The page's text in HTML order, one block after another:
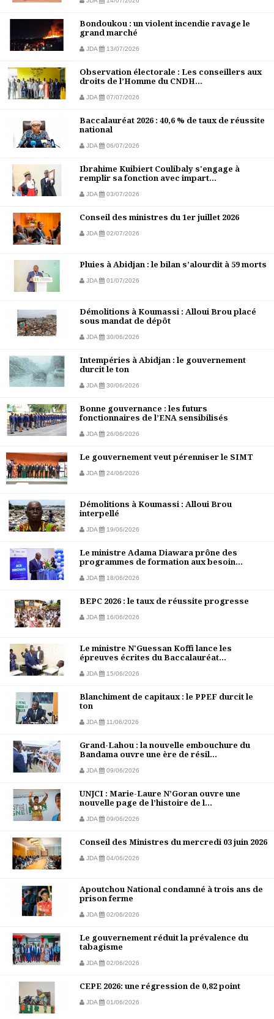
Bondoukou : un violent incendie ravage le
grand marché
JDA 13/07/2026
Observation électorale : Les conseillers aux
droits de l’Homme du CNDH...
JDA 07/07/2026
Baccalauréat 2026 : 40,6 % de taux de réussite
national
JDA 06/07/2026
Ibrahime Kuibiert Coulibaly s'engage à
remplir sa fonction avec impart...
JDA 03/07/2026
Conseil des ministres du 1er juillet 2026
JDA 02/07/2026
Pluies à Abidjan : le bilan s’alourdit à 59 morts
JDA 01/07/2026
Démolitions à Koumassi : Alloui Brou placé
sous mandat de dépôt
JDA 30/06/2026
Intempéries à Abidjan : le gouvernement
durcit le ton
JDA 30/06/2026
Bonne gouvernance : les futurs
fonctionnaires de l’ENA sensibilisés
JDA 26/06/2026
Le gouvernement veut pérenniser le SIMT
JDA 24/06/2026
Démolitions à Koumassi : Alloui Brou
interpellé
JDA 19/06/2026
Le ministre Adama Diawara prône des
programmes de formation aux besoin...
JDA 18/06/2026
BEPC 2026 : le taux de réussite progresse
JDA 16/06/2026
Le ministre N'Guessan Koffi lance les
épreuves écrites du Baccalauréat...
JDA 15/06/2026
Blanchiment de capitaux : le PPEF durcit le
ton
JDA 11/06/2026
Grand-Lahou : la nouvelle embouchure du
Bandama ouvre une ère de résil...
JDA 09/06/2026
UNJCI : Marie-Laure N’Goran ouvre une
nouvelle page de l’histoire de l...
JDA 09/06/2026
Conseil des Ministres du mercredi 03 juin 2026
JDA 04/06/2026
Apoutchou National condamné à trois ans de
prison ferme
JDA 02/06/2026
Le gouvernement réduit la prévalence du
tabagisme
JDA 02/06/2026
CEPE 2026: une régression de 0,82 point
JDA 01/06/2026